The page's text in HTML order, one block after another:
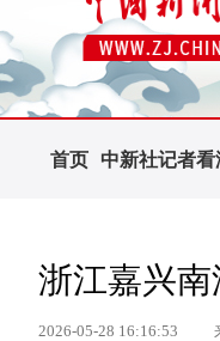
首页 中新社记者看
浙江嘉兴
2026-05-28 16:16:53